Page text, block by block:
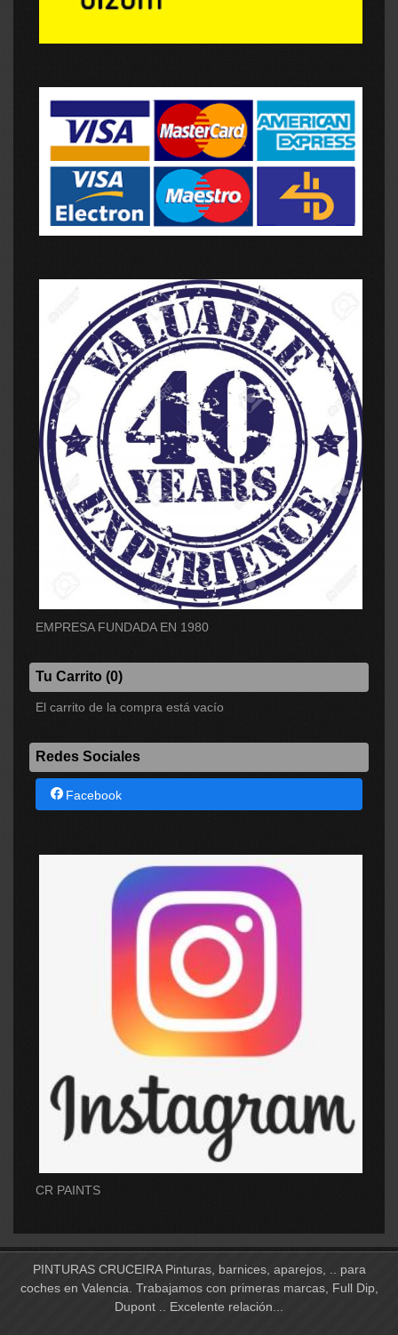
EMPRESA FUNDADA EN 1980
Tu Carrito (0)
El carrito de la compra está vacío
Redes Sociales
Facebook
CR PAINTS
PINTURAS CRUCEIRA Pinturas, barnices, aparejos, .. para
coches en Valencia. Trabajamos con primeras marcas, Full Dip,
Dupont .. Excelente relación...